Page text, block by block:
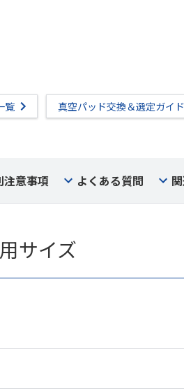
覧
真空パッド交換＆選定ガイド
注意事項 よくある質問
サイズ